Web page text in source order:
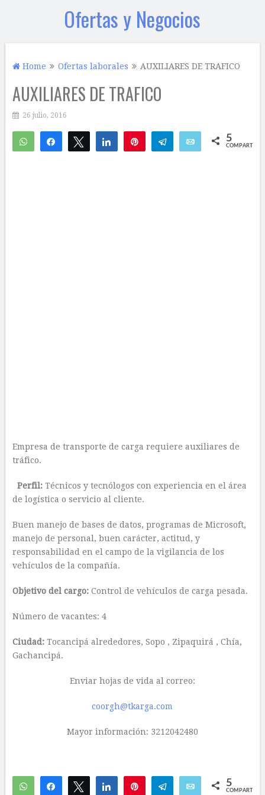
Ofertas y Negocios
Home Ofertas laborales AUXILIARES DE TRAFICO
AUXILIARES DE TRAFICO
26 julio, 2016
WhatsAppCompartirTwittear Compartir Telegram Email 5
COMPARTIR
Empresa de transporte de carga requiere auxiliares de
tráfico.
Perfil:Técnicos y tecnólogos con experiencia en el área
de logística o servicio al cliente.
Buen manejo de bases de datos, programas de Microsoft,
manejo de personal, buen carácter, actitud, y
responsabilidad en el campo de la vigilancia de los
vehículos de la compañía.
Objetivo del cargo:Control de vehículos de carga pesada.
Número de vacantes: 4
Ciudad:Tocancipá alrededores, Sopo , Zipaquirá , Chía,
Gachancipá.
Enviar hojas de vida al correo:
coorgh@tkarga.com
Mayor información: 3212042480
WhatsAppCompartirTwittear Compartir Telegram Email 5
COMPARTIR